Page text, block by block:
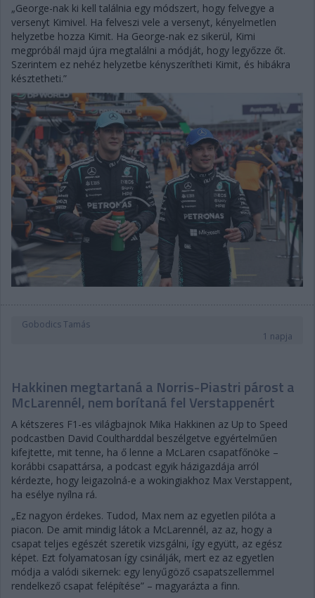
„George-nak ki kell találnia egy módszert, hogy felvegye a
versenyt Kimivel. Ha felveszi vele a versenyt, kényelmetlen
helyzetbe hozza Kimit. Ha George-nak ez sikerül, Kimi
megpróbál majd újra megtalálni a módját, hogy legyőzze őt.
Szerintem ez nehéz helyzetbe kényszerítheti Kimit, és hibákra
késztetheti.”
Gobodics Tamás
1 napja
Hakkinen megtartaná a Norris-Piastri párost a
McLarennél, nem borítaná fel Verstappenért
A kétszeres F1-es világbajnok Mika Hakkinen az Up to Speed
podcastben David Coultharddal beszélgetve egyértelműen
kifejtette, mit tenne, ha ő lenne a McLaren csapatfőnöke –
korábbi csapattársa, a podcast egyik házigazdája arról
kérdezte, hogy leigazolná-e a wokingiakhoz Max Verstappent,
ha esélye nyílna rá.
„Ez nagyon érdekes. Tudod, Max nem az egyetlen pilóta a
piacon. De amit mindig látok a McLarennél, az az, hogy a
csapat teljes egészét szeretik vizsgálni, így együtt, az egész
képet. Ezt folyamatosan így csinálják, mert ez az egyetlen
módja a valódi sikernek: egy lenyűgöző csapatszellemmel
rendelkező csapat felépítése” – magyarázta a finn.